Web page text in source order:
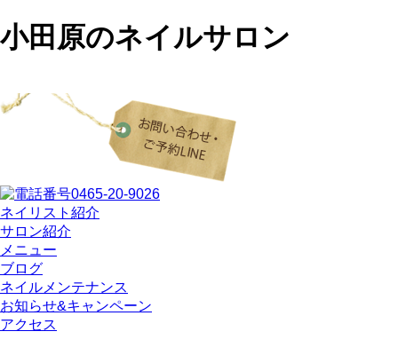
小田原のネイルサロン
ネイリスト紹介
サロン紹介
メニュー
ブログ
ネイルメンテナンス
お知らせ&キャンペーン
アクセス